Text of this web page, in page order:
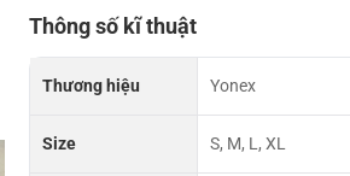
Thông số kĩ thuật
Thương hiệu Yonex
Size S, M, L, XL